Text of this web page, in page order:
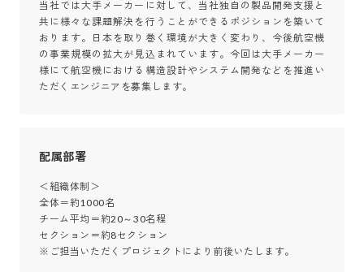
当社では大手メーカーに対して、当社独自の製品開発支援と
共に様々な課題解決を行うことができるポジションを築いて
おります。日本を取り巻く環境が大きく変わり、今後航空機
の事業規模の拡大が見込まれています。今回は大手メーカー
様にて航空機における構造設計やシステム開発などを推進い
ただくエンジニアを募集します。
配属部署
＜組織体制＞
全体＝約1000名
チーム平均＝約20～30名程
セクション＝約8セクション
※ご担当いただくプロジェクトにより前後いたします。